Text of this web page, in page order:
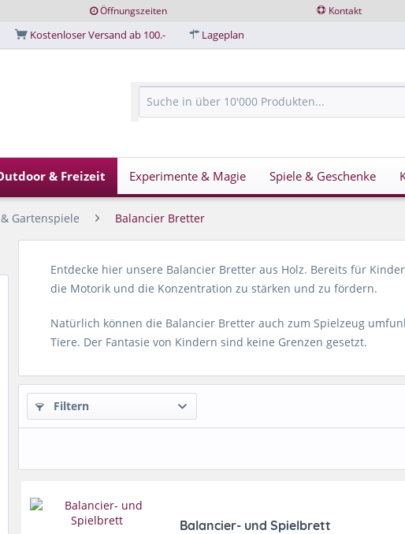
Öffnungszeiten Kontakt
Kostenloser Versand ab 100.- Lageplan
& Freizeit Experimente & Magie Spiele & Geschenke
Gartenspiele Balancier Bretter
Entdecke hier unsere Balancier Bretter aus Holz. Bereits für
die Motorik und die Konzentration zu stärken und zu fördern.
Natürlich können die Balancier Bretter auch zum Spielzeug
Tiere. Der Fantasie von Kindern sind keine Grenzen gesetzt.
Filtern
Balancier- und Spielbrett